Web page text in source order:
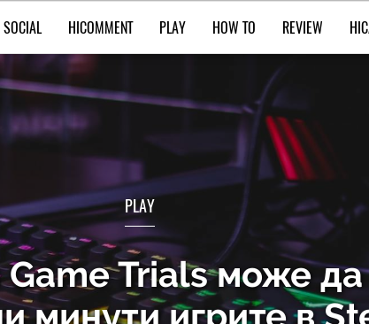
SOCIAL HICOMMENT PLAY HOW TO REVIEW
PLAY
Trials може
минути игрите в